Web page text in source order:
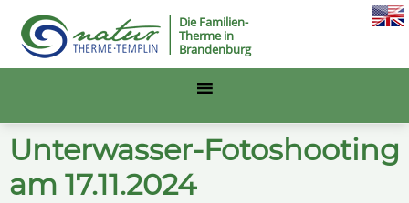
Die Familien-
Therme in
Brandenburg
Unterwasser-Fotoshooting
am 17.11.2024